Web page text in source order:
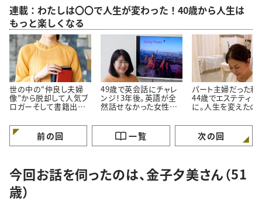
連載：わたしは〇〇で人生が変わった！40歳から人生は
もっと楽しくなる
世の中の“仲良し夫婦
像”から脱却して人気ブ
ロガーそして書籍出
方”とは
49歳で英会話にチャレ
ンジ！3年後。英語が全
然話せなかった女性に
は
パート主婦だった私
44歳でエステティシ
に。人生を変えたの
3万円”だった
前の回 一覧 次の回
今回お話を伺ったのは、金子夕美さん（51
歳）